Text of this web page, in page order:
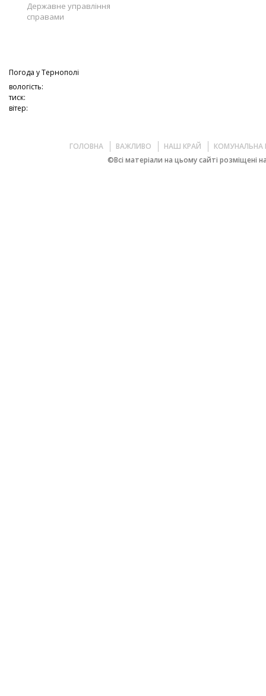
Державне управління
справами
Погода уТернополі
вологість:
тиск:
вітер:
ГОЛОВНА ВАЖЛИВО НАШ КРАЙ
КОМУНАЛЬНА
©Всі матеріали на цьому сайті розміщені